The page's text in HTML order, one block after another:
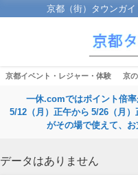
京都（街）タウンガイ
京都イベント・レジャー・体験 京
一休.comではポイント倍率
5/12（月）正午から 5/26（月
がその場で使えて、お
データはありません